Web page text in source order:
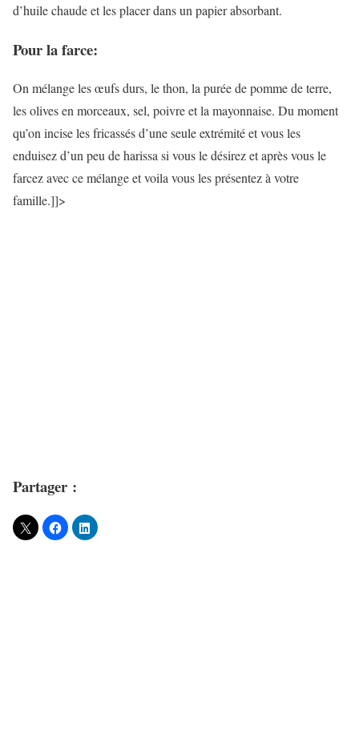
d’huile chaude et les placer dans un papier absorbant.
Pour la farce:
On mélange les œufs durs, le thon, la purée de pomme de terre,
les olives en morceaux, sel, poivre et la mayonnaise. Du moment
qu’on incise les fricassés d’une seule extrémité et vous les
enduisez d’un peu de harissa si vous le désirez et après vous le
farcez avec ce mélange et voila vous les présentez à votre
famille.]]>
Partager :